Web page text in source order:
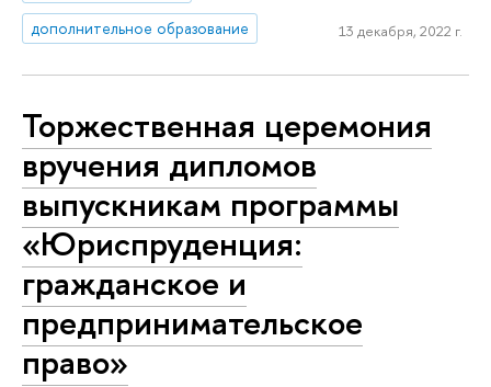
дополнительное образование
13 декабря, 2022 г.
Торжественная церемония
вручения дипломов
выпускникам программы
«Юриспруденция:
гражданское и
предпринимательское
право»